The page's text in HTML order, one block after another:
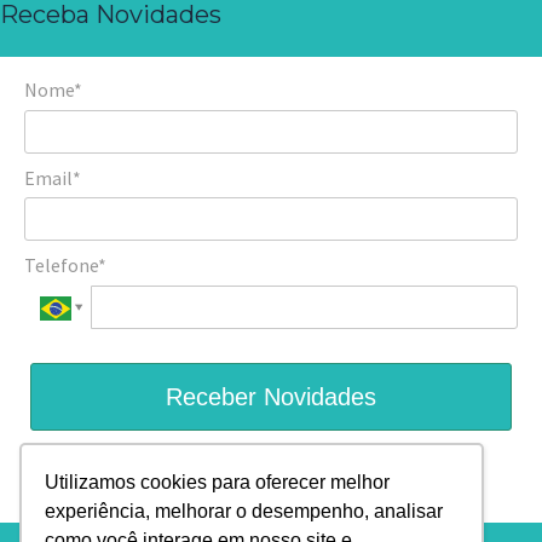
Utilizamos cookies para oferecer melhor
experiência, melhorar o desempenho, analisar
Receba Novidades
Nome*
Email*
Telefone*
Receber Novidades
Prometemos não utilizar suas informações de contato para
enviar qualquer tipo de SPAM.